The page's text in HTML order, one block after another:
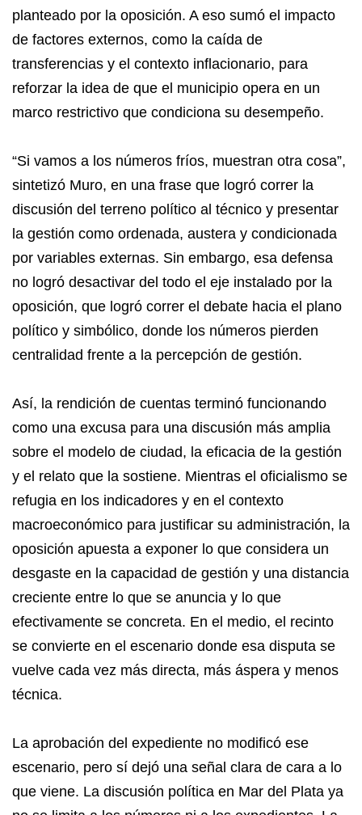
planteado por la oposición. A eso sumó el impacto
de factores externos, como la caída de
transferencias y el contexto inflacionario, para
reforzar la idea de que el municipio opera en un
marco restrictivo que condiciona su desempeño.
“Si vamos a los números fríos, muestran otra cosa”,
sintetizó Muro, en una frase que logró correr la
discusión del terreno político al técnico y presentar
la gestión como ordenada, austera y condicionada
por variables externas. Sin embargo, esa defensa
no logró desactivar del todo el eje instalado por la
oposición, que logró correr el debate hacia el plano
político y simbólico, donde los números pierden
centralidad frente a la percepción de gestión.
Así, la rendición de cuentas terminó funcionando
como una excusa para una discusión más amplia
sobre el modelo de ciudad, la eficacia de la gestión
y el relato que la sostiene. Mientras el oficialismo se
refugia en los indicadores y en el contexto
macroeconómico para justificar su administración, la
oposición apuesta a exponer lo que considera un
desgaste en la capacidad de gestión y una distancia
creciente entre lo que se anuncia y lo que
efectivamente se concreta. En el medio, el recinto
se convierte en el escenario donde esa disputa se
vuelve cada vez más directa, más áspera y menos
técnica.
La aprobación del expediente no modificó ese
escenario, pero sí dejó una señal clara de cara a lo
que viene. La discusión política en Mar del Plata ya